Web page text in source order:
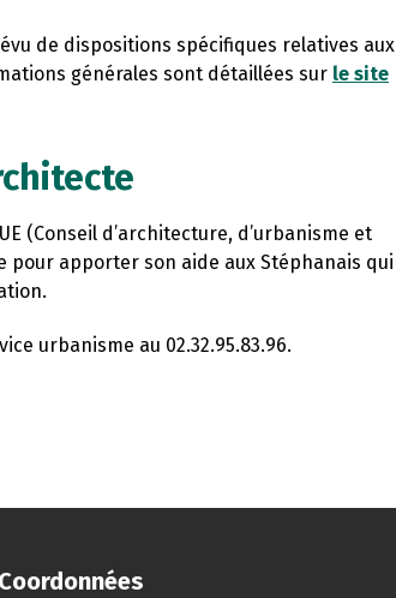
de dispositions spécifiques relatives aux
générales sont détaillées sur le site
(Conseil d’architecture, d’urbanisme et
pour apporter son aide aux Stéphanais qui
urbanisme au 02.32.95.83.96.
Coordonnées